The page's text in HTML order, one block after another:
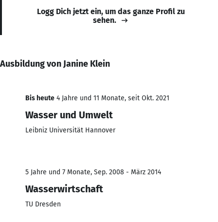
Logg Dich jetzt ein, um das ganze Profil zu
sehen.
Ausbildung von Janine Klein
Bis heute 4 Jahre und 11 Monate, seit Okt. 2021
Wasser und Umwelt
Leibniz Universität Hannover
5 Jahre und 7 Monate, Sep. 2008 - März 2014
Wasserwirtschaft
TU Dresden